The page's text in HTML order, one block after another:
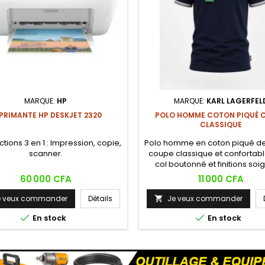
MARQUE: HP
HP DESKJET 2320
3 en 1 : Impression, copie,
scanner.
Prix
60 000 CFA
veux commander Détails
 En stock
MARQUE: KARL
POLO HOMME COTON PIQUÉ
CLASSIQUE
Polo homme en coton piqué
coupe classique et
col boutonné et finitions
Design décontracté-chic
plusieurs coloris et motifs
bandes contrastées), idéal
look casual ou semi-
quotidien.
Prix
11 000 CFA
 Je veux commander
 En stock